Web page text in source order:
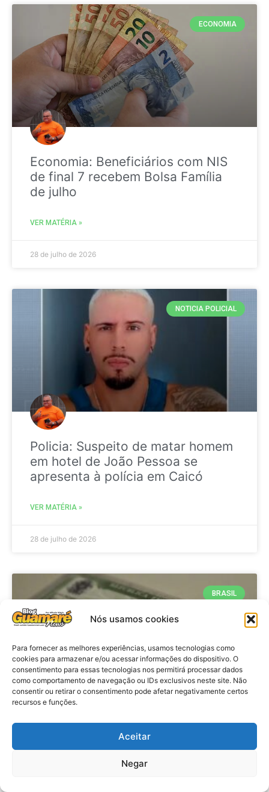
Nós usamos cookies
Para fornecer as melhores experiências, usamos tecnologias como
cookies para armazenar e/ou acessar informações do dispositivo. O
consentimento para essas tecnologias nos permitirá processar dados
como comportamento de navegação ou IDs exclusivos neste site. Não
consentir ou retirar o consentimento pode afetar negativamente certos
recursos e funções.
Aceitar
Negar
ECONOMIA
Economia: Beneficiários com NIS
de final 7 recebem Bolsa Família
de julho
VER MATÉRIA »
28 de julho de 2026
NOTICIA POLICIAL
Policia: Suspeito de matar homem
em hotel de João Pessoa se
apresenta à polícia em Caicó
VER MATÉRIA »
28 de julho de 2026
BRASIL
Brasil: Policia Federal investiga
antes das eleições